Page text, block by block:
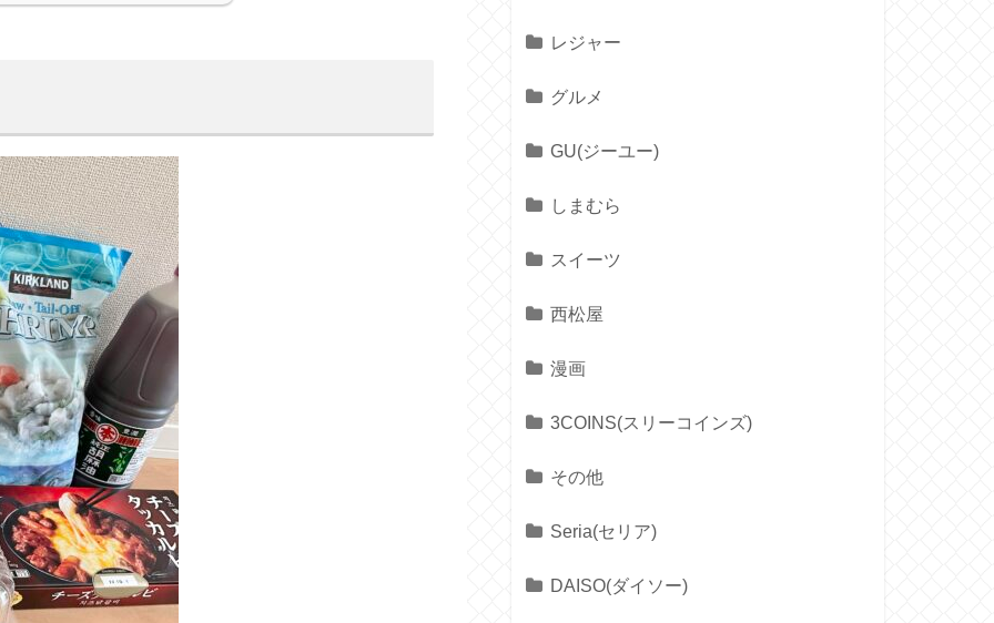
レジャー
グルメ
GU(ジーユー)
しまむら
スイーツ
西松屋
漫画
3COINS(スリーコインズ)
その他
Seria(セリア)
DAISO(ダイソー)